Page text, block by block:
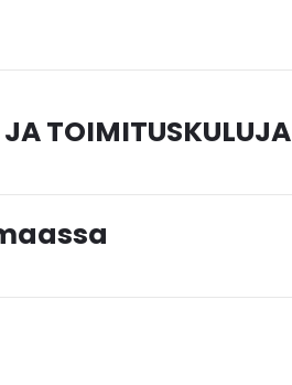
TOIMITUSKULUJA